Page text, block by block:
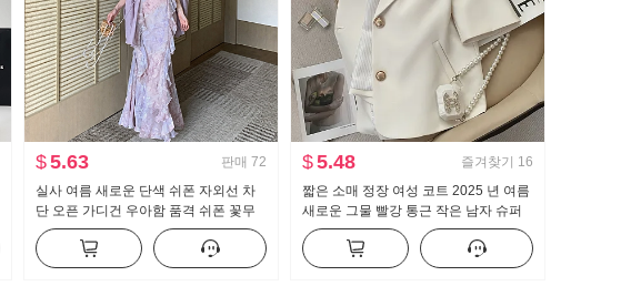
$5.63 판매 72
실사 여름 새로운 단색 쉬폰 자외선 차
단 오픈 가디건 우아함 품격 쉬폰 꽃무
늬 여성 드레스 투피스 세트
$5.48 즐겨찾기 16
짧은 소매 정장 여성 코트 2025 년 여름
새로운 그물 빨강 통근 작은 남자 슈퍼
짧은 단락 작은 정장